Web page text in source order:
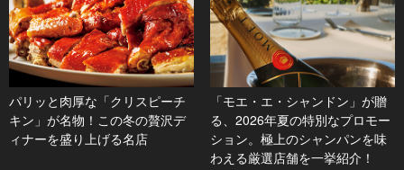
パリッと肉厚な「クリスピーチ
キン」が名物！この冬の贅沢デ
ィナーを盛り上げる名店
「モエ・エ・シャンドン」が贈
る、2026年夏の特別なプロモー
ション。極上のシャンパンを味
わえる厳選店舗を一挙紹介！